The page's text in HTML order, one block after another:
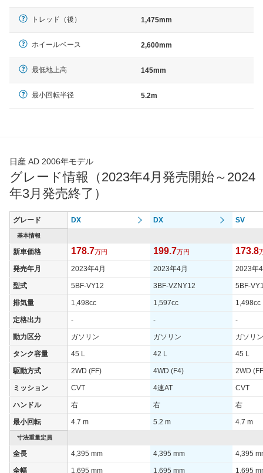
トレッド（後） 1,475mm
ホイールベース 2,600mm
最低地上高 145mm
最小回転半径 5.2m
日産 AD 2006年モデル
グレード情報（2023年4月発売開始～2024
年3月発売終了）
グレード DX DX SV
基本情報
新車価格 178.7万円 199.7万円 173.8
発売年月 2023年4月 2023年4月 2023年
型式 5BF-VY12 3BF-VZNY12 5BF-
排気量 1,498cc 1,597cc 1,498cc
定格出力 - - -
動力区分 ガソリン ガソリン ガソリン
タンク容量 45 L 42 L 45 L
駆動方式 2WD (FF) 4WD (F4) 2WD
ミッション CVT 4速AT CVT
ハンドル 右 右 右
最小回転 4.7 m 5.2 m 4.7 m
寸法重量定員
全長 4,395 mm 4,395 mm 4,395
全幅 1,695 mm 1,695 mm 1,695